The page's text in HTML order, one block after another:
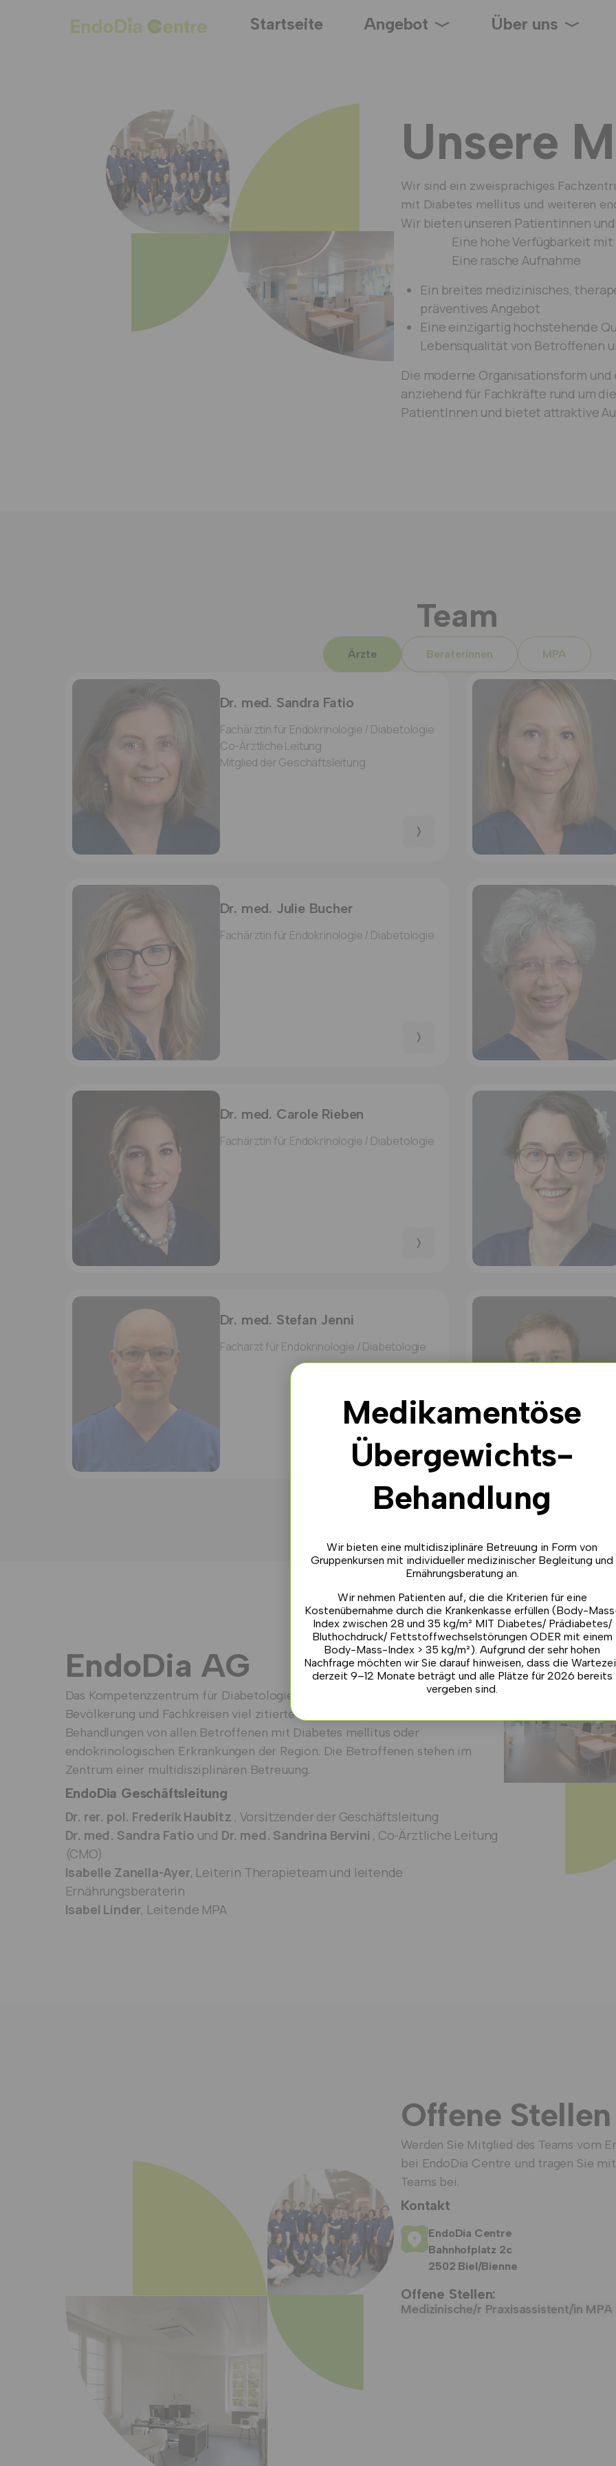
Startseite Angebot Über uns
Unsere
Wir sind ein zweisprachiges
mit Diabetes mellitus und weiteren
Wir bieten unseren Patientinnen
Eine hohe Verfügbarkeit
Eine rasche Aufnahme
Ein breites medizinisches,
präventives Angebot
Eine einzigartig hochstehende
Lebensqualität von Betroffenen
Die moderne Organisationsform
anziehend für Fachkräfte rund um
PatientInnen und bietet attraktive
Team
Ärzte Beraterinnen MPA
Dr. med. Sandra Fatio
Fachärztin für Endokrinologie / Diabetologie
Co-Ärztliche Leitung
Mitglied der Geschäftsleitung
Dr. med. Julie Bucher
Dr. med. Carole Rieben
Dr. med. Stefan Jenni
EndoDia AG
Das Kompetenzzentrum für Diabetologie und Endokrinologie ist die in
Bevölkerung und Fachkreisen viel zitierte erste Adresse für interdisziplinäre
Behandlungen von allen Betroffenen mit Diabetes mellitus oder
endokrinologischen Erkrankungen der Region. Die Betroffenen stehen im
Zentrum einer multidisziplinären Betreuung.
EndoDia Geschäftsleitung
Dr. rer. pol. Frederik Haubitz , Vorsitzender der Geschäftsleitung
Dr. med. Sandra Fatio und Dr. med. Sandrina Bervini , Co-Ärztliche Leitung
(CMO)
Isabelle Zanella-Ayer, Leiterin Therapieteam und leitende
Ernährungsberaterin
Isabel Linder, Leitende MPA
Offene Stellen
Werden Sie Mitglied des Teams vom
bei EndoDia Centre und tragen Sie
Teams bei.
Kontakt
EndoDia Centre
Bahnhofplatz 2c
2502 Biel/Bienne
Offene Stellen:
Medizinische/r Praxisassistent/in MPA
Medikamentöse
Übergewichts-
Behandlung
Wir bieten eine multidisziplinäre Betreuung in Form von
Gruppenkursen mit individueller medizinischer Begleitung und
Ernährungsberatung an.
Wir nehmen Patienten auf, die die Kriterien für eine
Kostenübernahme durch die Krankenkasse erfüllen (Body-
Index zwischen 28 und 35 kg/m² MIT Diabetes/ Prädiabetes/
Bluthochdruck/ Fettstoffwechselstörungen ODER mit einem
Body-Mass-Index > 35 kg/m²). Aufgrund der sehr hohen
Nachfrage möchten wir Sie darauf hinweisen, dass die
derzeit 9–12 Monate beträgt und alle Plätze für 2026 bereits
vergeben sind.